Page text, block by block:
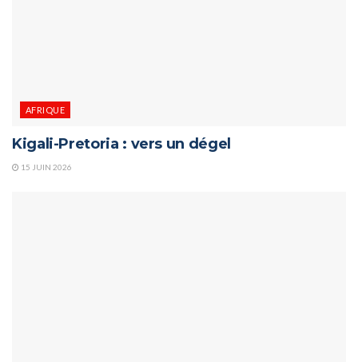
AFRIQUE
Kigali-Pretoria : vers un dégel
15 JUIN 2026